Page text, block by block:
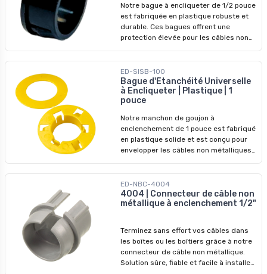
commerciaux.
Notre bague à encliqueter de 1/2 pouce
est fabriquée en plastique robuste et
durable. Ces bagues offrent une
protection élevée pour les câbles non
installation facile par encliquetage,
elles garantissent une fixation durable
et sécurisée pour les applications
électriques.
ED-SISB-100
Bague d'Étanchéité Universelle
à Encliqueter | Plastique | 1
pouce
Notre manchon de goujon à
enclenchement de 1 pouce est fabriqué
en plastique solide et est conçu pour
envelopper les câbles non métalliques
des dommages et de la corrosion
causés par le frottement contre les
goujons métalliques, tandis que sa
ED-NBC-4004
4004 | Connecteur de câble non
métallique à enclenchement 1/2"
Terminez sans effort vos câbles dans
les boîtes ou les boîtiers grâce à notre
connecteur de câble non métallique.
Solution sûre, fiable et facile à installer